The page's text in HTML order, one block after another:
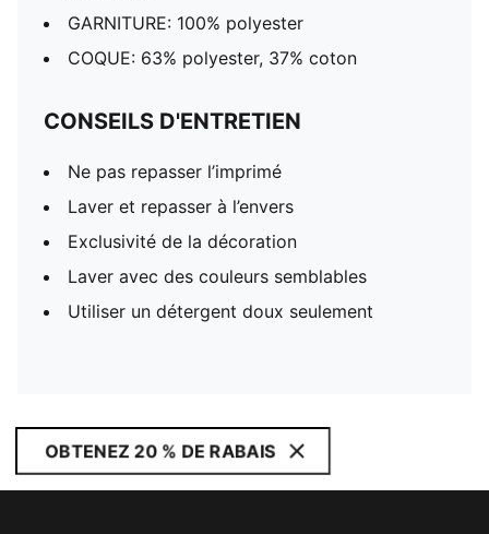
GARNITURE: 100% polyester
COQUE: 63% polyester, 37% coton
CONSEILS D'ENTRETIEN
Ne pas repasser l’imprimé
Laver et repasser à l’envers
Exclusivité de la décoration
Laver avec des couleurs semblables
Utiliser un détergent doux seulement
OBTENEZ 20 % DE RABAIS